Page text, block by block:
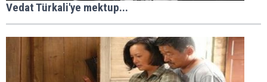
Vedat Türkali'ye mektup...